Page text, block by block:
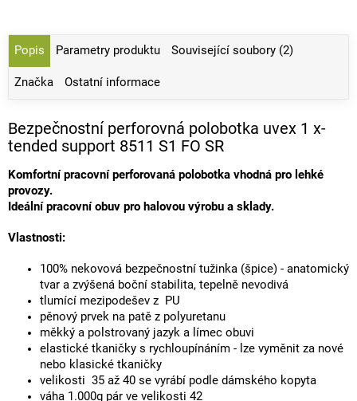
Popis Parametry produktu Související soubory (2)
Značka Ostatní informace
Bezpečnostní perforovná polobotka uvex 1 x-
tended support 8511 S1 FO SR
Komfortní pracovní perforovaná polobotka vhodná pro lehké
provozy.
Ideální pracovní obuv pro halovou výrobu a sklady.
Vlastnosti:
100% nekovová bezpečnostní tužinka (špice) - anatomický
tvar a zvýšená boční stabilita, tepelně nevodivá
tlumící mezipodešev z PU
pěnový prvek na patě z polyuretanu
měkký a polstrovaný jazyk a límec obuvi
elastické tkaničky s rychloupínáním - lze vyměnit za nové
nebo klasické tkaničky
velikosti 35 až 40 se vyrábí podle dámského kopyta
váha 1.000g pár ve velikosti 42